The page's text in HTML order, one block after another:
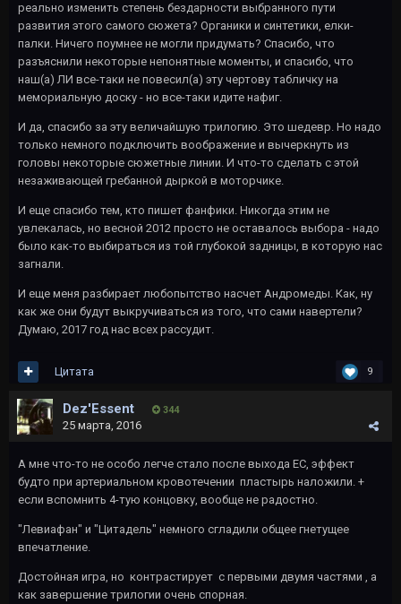
реально изменить степень бездарности выбранного пути
развития этого самого сюжета? Органики и синтетики, елки-
палки. Ничего поумнее не могли придумать? Спасибо, что
разъяснили некоторые непонятные моменты, и спасибо, что
наш(а) ЛИ все-таки не повесил(а) эту чертову табличку на
мемориальную доску - но все-таки идите нафиг.
И да, спасибо за эту величайшую трилогию. Это шедевр. Но надо
только немного подключить воображение и вычеркнуть из
головы некоторые сюжетные линии. И что-то сделать с этой
незаживающей гребанной дыркой в моторчике.
И еще спасибо тем, кто пишет фанфики. Никогда этим не
увлекалась, но весной 2012 просто не оставалось выбора - надо
было как-то выбираться из той глубокой задницы, в которую нас
загнали.
И еще меня разбирает любопытство насчет Андромеды. Как, ну
как же они будут выкручиваться из того, что сами навертели?
Думаю, 2017 год нас всех рассудит.
9
Цитата
Dez'Essent 344
25 марта, 2016
А мне что-то не особо легче стало после выхода EC, эффект
будто при артериальном кровотечении пластырь наложили. +
если вспомнить 4-тую концовку, вообще не радостно.
"Левиафан" и "Цитадель" немного сгладили общее гнетущее
впечатление.
Достойная игра, но контрастирует с первыми двумя частями , а
как завершение трилогии очень спорная.